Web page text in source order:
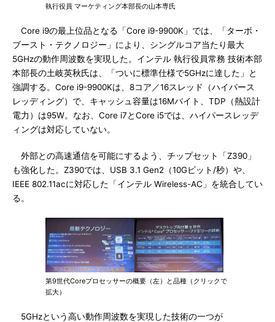
執行役員 マーケティング本部長の山本専氏
Core i9の最上位品となる「Core i9-9900K」では、「ターボ・
ブースト・テクノロジー」により、シングルコア当たり最大
5GHzの動作周波数を実現した。インテル 執行役員常務 技術本部
本部長の土岐英秋氏は、「ついに標準仕様で5GHzに達した」と
強調する。Core i9-9900Kは、8コア／16スレッド（ハイパース
レッディング）で、キャッシュ容量は16Mバイト、TDP（熱設計
電力）は95W。なお、Core i7とCore i5では、ハイパースレッデ
ィングは対応していない。
外部との高速通信を可能にするよう、チップセット「Z390」
も強化した。Z390では、USB 3.1 Gen2（10Gビット/秒）や、
IEEE 802.11acに対応した「インテル Wireless-AC」を統合してい
る。
第9世代Coreプロセッサーの概要（左）と品種（クリックで
拡大）
5GHzという高い動作周波数を実現した技術の一つが